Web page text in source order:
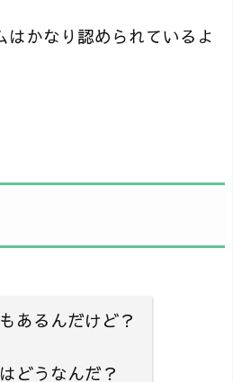
はかなり認められているよ
あるんだけど？
どうなんだ？